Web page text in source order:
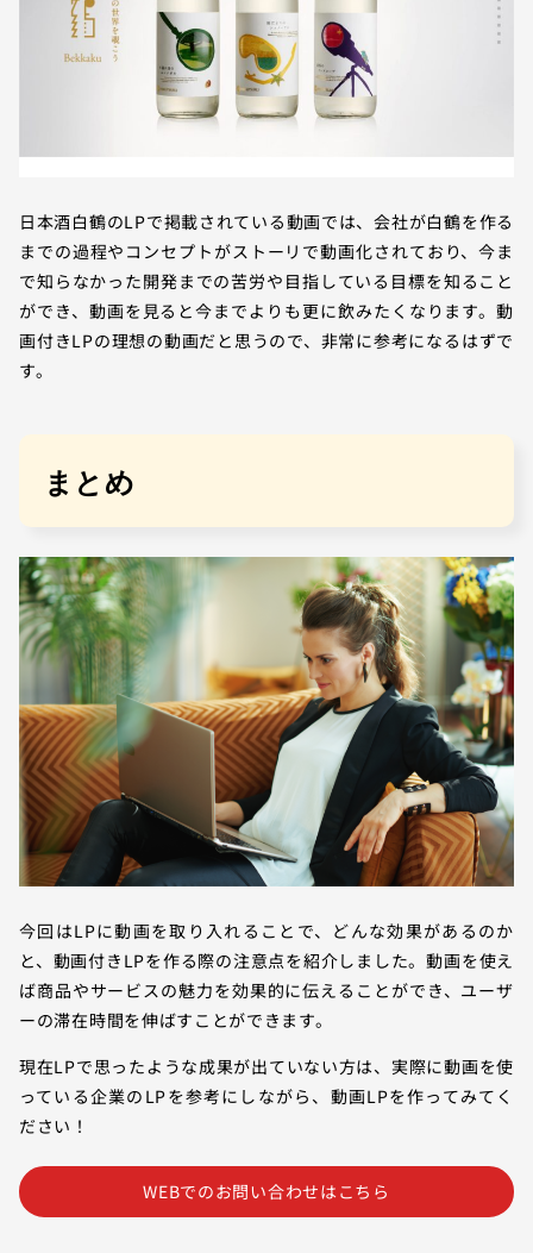
日本酒白鶴のLPで掲載されている動画では、会社が白鶴を作る
までの過程やコンセプトがストーリで動画化されており、今ま
で知らなかった開発までの苦労や目指している目標を知ること
ができ、動画を見ると今までよりも更に飲みたくなります。動
画付きLPの理想の動画だと思うので、非常に参考になるはずで
す。
まとめ
今回はLPに動画を取り入れることで、どんな効果があるのか
と、動画付きLPを作る際の注意点を紹介しました。動画を使え
ば商品やサービスの魅力を効果的に伝えることができ、ユーザ
ーの滞在時間を伸ばすことができます。
現在LPで思ったような成果が出ていない方は、実際に動画を使
っている企業のLPを参考にしながら、動画LPを作ってみてく
ださい！
WEBでのお問い合わせはこちら